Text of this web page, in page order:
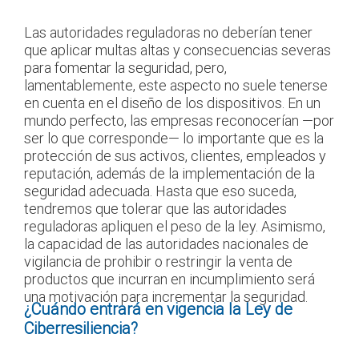
Las autoridades reguladoras no deberían tener
que aplicar multas altas y consecuencias severas
para fomentar la seguridad, pero,
lamentablemente, este aspecto no suele tenerse
en cuenta en el diseño de los dispositivos. En un
mundo perfecto, las empresas reconocerían —por
ser lo que corresponde— lo importante que es la
protección de sus activos, clientes, empleados y
reputación, además de la implementación de la
seguridad adecuada. Hasta que eso suceda,
tendremos que tolerar que las autoridades
reguladoras apliquen el peso de la ley. Asimismo,
la capacidad de las autoridades nacionales de
vigilancia de prohibir o restringir la venta de
productos que incurran en incumplimiento será
una motivación para incrementar la seguridad.
¿Cuándo entrará en vigencia la Ley de
Ciberresiliencia?